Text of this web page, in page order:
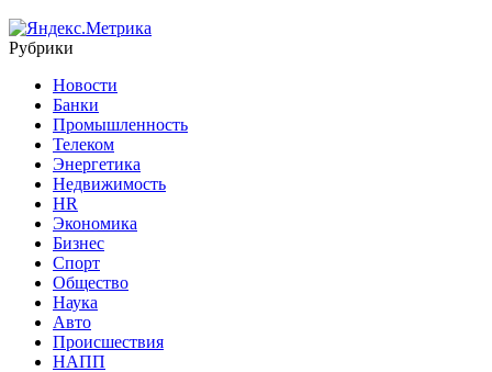
Рубрики
Новости
Банки
Промышленность
Телеком
Энергетика
Недвижимость
HR
Экономика
Бизнес
Спорт
Общество
Наука
Авто
Происшествия
НАПП